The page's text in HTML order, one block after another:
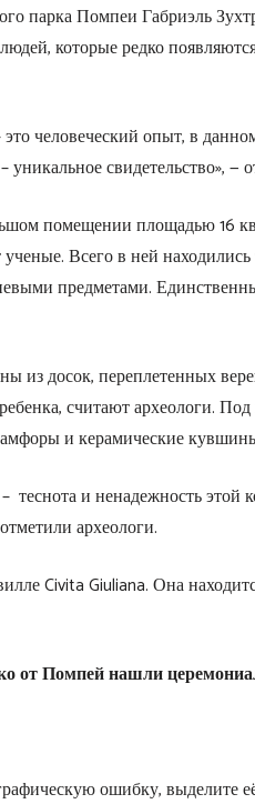
парка Помпеи Габриэль
которые редко
человеческий опыт, в
уникальное свидетельство», —
помещении площадью 16
Всего в ней
предметами.
из досок, переплетенных
считают археологи.
и керамические
теснота и ненадежность этой
археологи.
Civita Giuliana. Она
от Помпей нашли
ошибку, выделите